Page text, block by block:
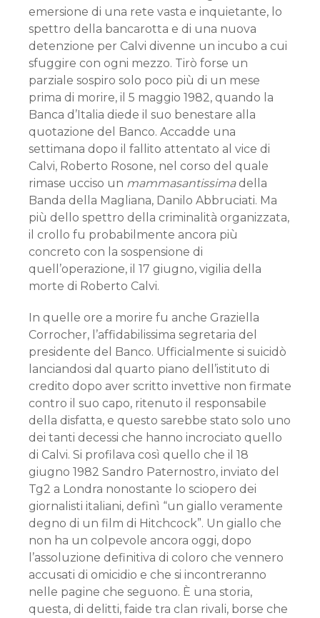
emersione di una rete vasta e inquietante, lo
spettro della bancarotta e di una nuova
detenzione per Calvi divenne un incubo a cui
sfuggire con ogni mezzo. Tirò forse un
parziale sospiro solo poco più di un mese
prima di morire, il 5 maggio 1982, quando la
Banca d’Italia diede il suo benestare alla
quotazione del Banco. Accadde una
settimana dopo il fallito attentato al vice di
Calvi, Roberto Rosone, nel corso del quale
rimase ucciso un mammasantissimadella
Banda della Magliana, Danilo Abbruciati. Ma
più dello spettro della criminalità organizzata,
il crollo fu probabilmente ancora più
concreto con la sospensione di
quell’operazione, il 17 giugno, vigilia della
morte di Roberto Calvi.
In quelle ore a morire fu anche Graziella
Corrocher, l’affidabilissima segretaria del
presidente del Banco. Ufficialmente si suicidò
lanciandosi dal quarto piano dell’istituto di
credito dopo aver scritto invettive non firmate
contro il suo capo, ritenuto il responsabile
della disfatta, e questo sarebbe stato solo uno
dei tanti decessi che hanno incrociato quello
di Calvi. Si profilava così quello che il 18
giugno 1982 Sandro Paternostro, inviato del
Tg2 a Londra nonostante lo sciopero dei
giornalisti italiani, definì “un giallo veramente
degno di un film di Hitchcock”. Un giallo che
non ha un colpevole ancora oggi, dopo
l’assoluzione definitiva di coloro che vennero
accusati di omicidio e che si incontreranno
nelle pagine che seguono. È una storia,
questa, di delitti, faide tra clan rivali, borse che